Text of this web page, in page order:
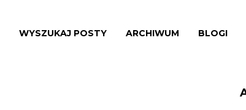
WYSZUKAJ POSTY ARCHIWUM BLOGI